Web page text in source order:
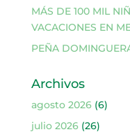
MÁS DE 100 MIL
VACACIONES EN
PEÑA
Archivos
agosto 2026(6)
julio 2026(26)